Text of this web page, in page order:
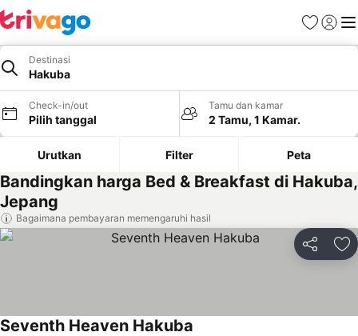
FavoritLogin
Destinasi
Hakuba
Check-in/out
Pilih tanggal
Tamu dan kamar
2 Tamu, 1 Kamar.
Urutkan Filter Peta
Bandingkan harga Bed & Breakfast di Hakuba,
Jepang
Bagaimana pembayaran memengaruhi hasil
Bagikan
Seventh Heaven Hakuba